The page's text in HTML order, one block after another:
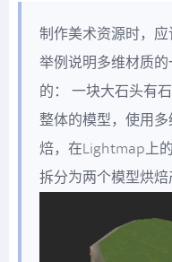
制作美术资源时，
举例说明多维材质
的： 一块大石头有
整体的模型，使用
焙，在Lightmap上
拆分为两个模型烘焙